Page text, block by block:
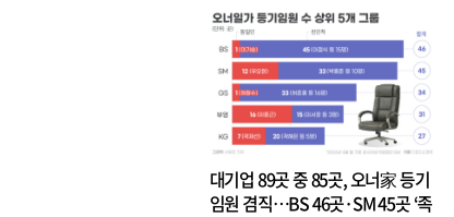
대기업 89곳 중 85곳, 오너家 등기
임원 겸직…BS 46곳·SM 45곳 ‘족